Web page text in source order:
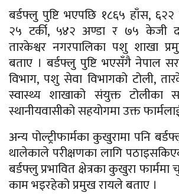
बर्डफ्लु पुष्टि भएपछि १८६५ हाँस,
२५ टर्की, ५४२ अण्डा र ७५ केजी
तारकेश्वर नगरपालिका पशु शाखा
बताए । बर्डफ्लु पुष्टि भएसँगै नेपाल
विभाग, पशु सेवा विभागको टोली,
स्वास्थ्य शाखाको संयुक्त टोलीका
स्थानीयवासीको सहयोगमा उक्त
अन्य पोल्ट्रीफार्मका कुखुरामा पनि
थालेकाले परीक्षणका लागि
बर्डफ्लु प्रभावित क्षेत्रका कुखुरा फार्ममा
काम भइरहेको प्रमुख रायले बताए ।